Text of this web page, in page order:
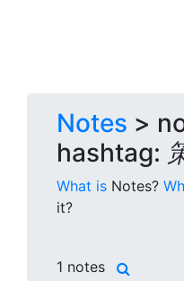
Notes >
hashtag:
What is Notes?
it?
1 notes